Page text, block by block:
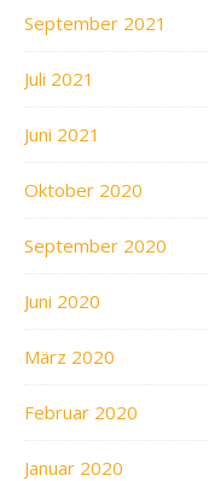
September 2021
Juli 2021
Juni 2021
Oktober 2020
September 2020
Juni 2020
März 2020
Februar 2020
Januar 2020